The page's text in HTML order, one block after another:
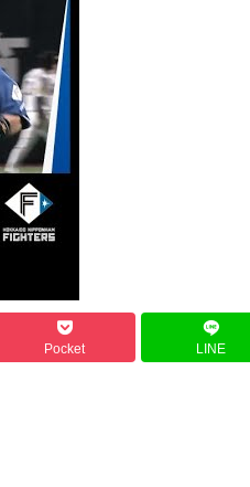
Pocket LINE